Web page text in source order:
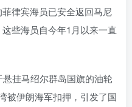
律宾海员已安全返回马尼
些海员自今年1月以来一直
挂马绍尔群岛国旗的油轮
被伊朗海军扣押，引发了国